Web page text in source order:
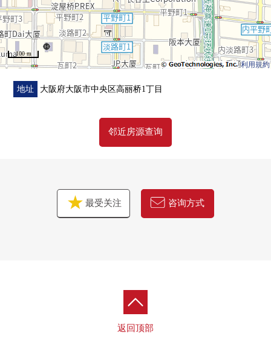
利用規約
100 m
地址 大阪府大阪市中央区高丽桥1丁目
邻近房源查询
最受关注 咨询方式
返回顶部